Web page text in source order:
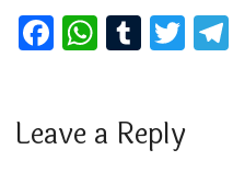
F
a
b
W
h
s
T
u
bl
T
wi
er
Leave a Reply